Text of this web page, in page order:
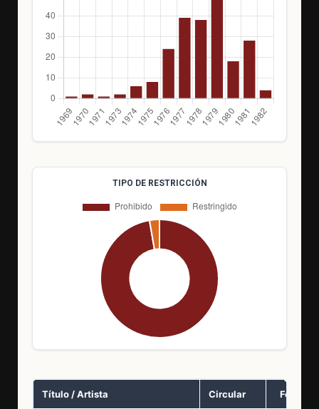
TIPO DE RESTRICCIÓN
Título / Artista Circular Fecha